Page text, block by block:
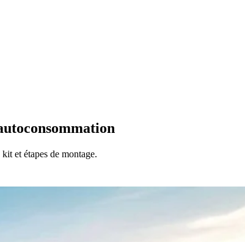
et étapes de montage.